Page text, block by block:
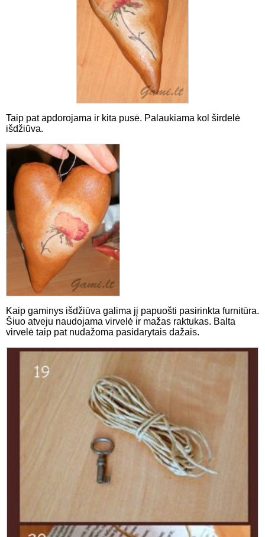
Taip pat apdorojama ir kita pusė. Palaukiama kol širdelė
išdžiūva.
Kaip gaminys išdžiūva galima jį papuošti pasirinkta furnitūra.
Šiuo atveju naudojama virvelė ir mažas raktukas. Balta
virvelė taip pat nudažoma pasidarytais dažais.